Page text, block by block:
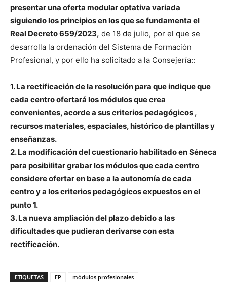
presentar una oferta modular optativa variada
siguiendo los principios en los que se fundamenta el
Real Decreto 659/2023, de 18 de julio, por el que se
desarrolla la ordenación del Sistema de Formación
Profesional, y por ello ha solicitado a la Consejería::
1. La rectificación de la resolución para que indique que
cada centro ofertará los módulos que crea
convenientes, acorde a sus criterios pedagógicos ,
recursos materiales, espaciales, histórico de plantillas y
enseñanzas.
2. La modificación del cuestionario habilitado en Séneca
para posibilitar grabar los módulos que cada centro
considere ofertar en base a la autonomía de cada
centro y a los criterios pedagógicos expuestos en el
punto 1.
3. La nueva ampliación del plazo debido a las
dificultades que pudieran derivarse con esta
rectificación.
ETIQUETAS FP módulos profesionales